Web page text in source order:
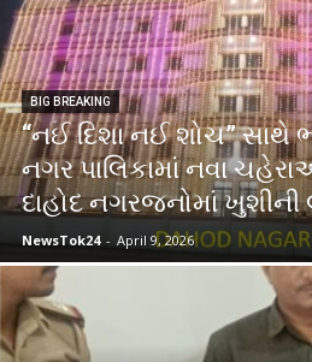
BIG BREAKING
“નઈ દિશા નઈ શોચ”
નગર પાલિકામાં નવા
દાહોદ નગરજનોમાં
NewsTok24 - April 9, 2026